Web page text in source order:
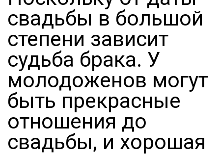
свадьбы в большой
степени зависит
судьба брака. У
молодоженов могут
быть прекрасные
отношения до
свадьбы, и хорошая